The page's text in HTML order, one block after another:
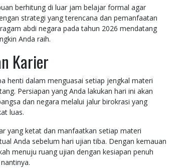
berhitung di luar jam belajar formal agar
strategi yang terencana dan pemanfaatan
abdi negara pada tahun 2026 mendatang
Anda raih.
Karier
henti dalam menguasai setiap jengkal materi
Persiapan yang Anda lakukan hari ini akan
dan negara melalui jalur birokrasi yang
luas.
yang ketat dan manfaatkan setiap materi
Anda sebelum hari ujian tiba. Dengan kemauan
menuju ruang ujian dengan kesiapan penuh